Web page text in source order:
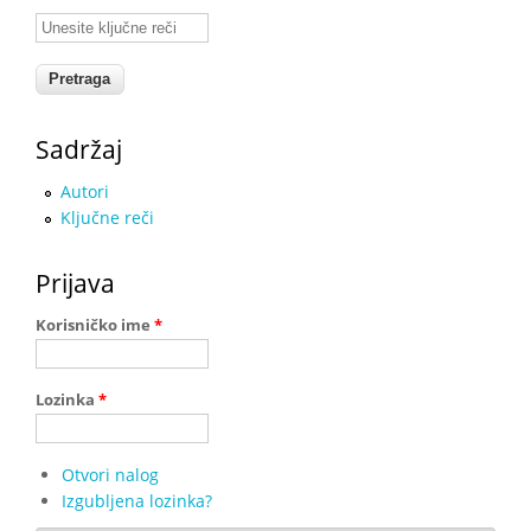
Unesite ključne reči
Sadržaj
Autori
Ključne reči
Prijava
Korisničko ime *
Lozinka *
Otvori nalog
Izgubljena lozinka?